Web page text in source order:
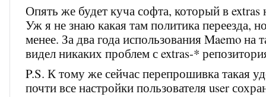
Опять же будет куча софта, который в extras
Уж я не знаю какая там политика переезда,
менее. За два года использования Maemo на
видел никаких проблем с extras-*
P.S. К тому же сейчас перепрошивка такая
почти все настройки пользователя user